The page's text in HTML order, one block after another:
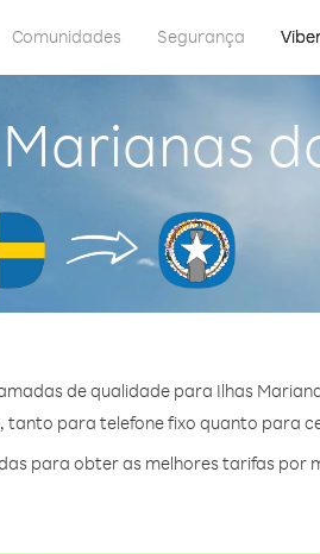
Comunidades Segurança
de qualidade para Ilhas
para telefone fixo quanto para
para obter as melhores tarifas por